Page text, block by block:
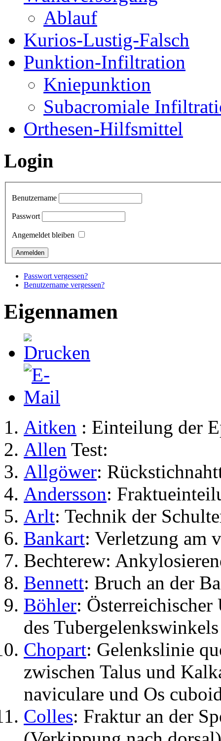
Ablauf
Kurios-Lustig-Falsch
Punktion-Infiltration
Kniepunktion
Subacromiale
Orthesen-Hilfsmittel
Login
Benutzername
Passwort
Angemeldet bleiben
Passwort vergessen?
Benutzername vergessen?
Eigennamen
Aitken : Einteilung der
Allen Test:
Allgöwer:
Andersson:
Arlt: Technik der
Bankart: Verletzung am
Bechterew:
Bennett: Bruch an der
Böhler:
des
Chopart: Gelenkslinie
zwischen Talus und
naviculare und Os
Colles: Fraktur an der